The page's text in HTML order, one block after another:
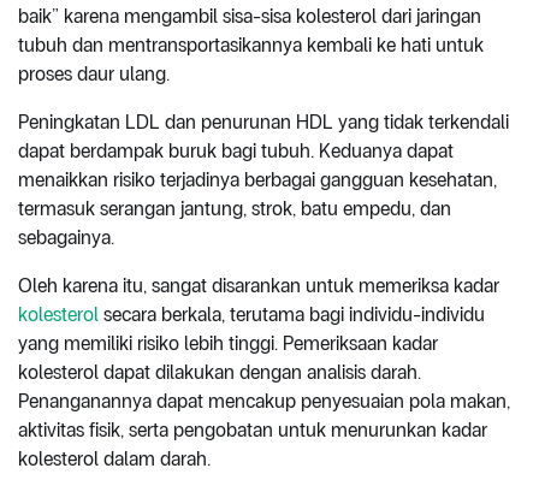
baik” karena mengambil sisa-sisa kolesterol dari jaringan
tubuh dan mentransportasikannya kembali ke hati untuk
proses daur ulang.
Peningkatan LDL dan penurunan HDL yang tidak terkendali
dapat berdampak buruk bagi tubuh. Keduanya dapat
menaikkan risiko terjadinya berbagai gangguan kesehatan,
termasuk serangan jantung, strok, batu empedu, dan
sebagainya.
Oleh karena itu, sangat disarankan untuk memeriksa kadar
kolesterol secara berkala, terutama bagi individu-individu
yang memiliki risiko lebih tinggi. Pemeriksaan kadar
kolesterol dapat dilakukan dengan analisis darah.
Penanganannya dapat mencakup penyesuaian pola makan,
aktivitas fisik, serta pengobatan untuk menurunkan kadar
kolesterol dalam darah.